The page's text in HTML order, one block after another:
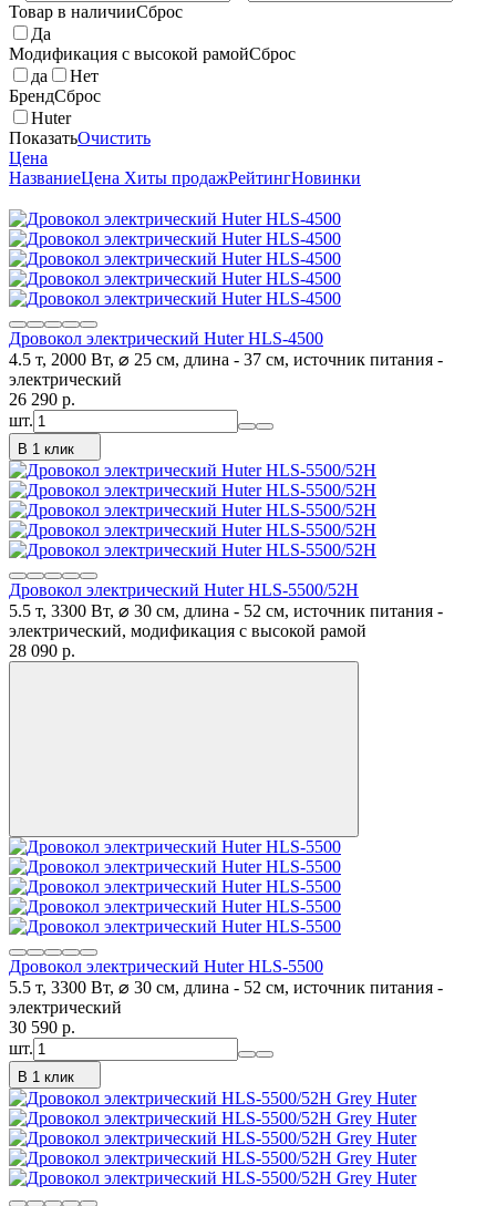
Товар в наличииСброс
Да
Модификация с высокой рамойСброс
да
Нет
БрендСброс
Huter
ПоказатьОчистить
Цена
НазваниеЦена Хиты продажРейтингНовинки
Дровокол электрический Huter HLS-4500
4.5 т, 2000 Вт, ⌀ 25 см, длина - 37 см, источник питания -
электрический
26 290 p.
шт.
В 1 клик
Дровокол электрический Huter HLS-5500/52H
5.5 т, 3300 Вт, ⌀ 30 см, длина - 52 см, источник питания -
электрический, модификация с высокой рамой
28 090 p.
Дровокол электрический Huter HLS-5500
5.5 т, 3300 Вт, ⌀ 30 см, длина - 52 см, источник питания -
электрический
30 590 p.
шт.
В 1 клик